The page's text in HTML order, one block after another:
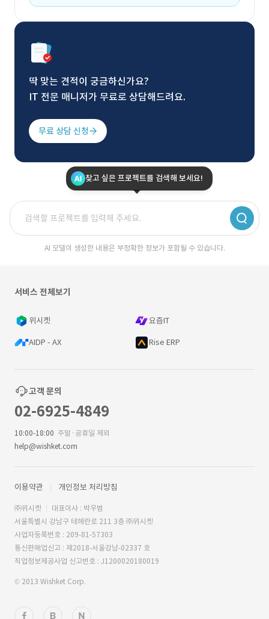
딱 맞는 견적이 궁금하신가요?
IT 전문 매니저가 무료로 상담해드려요.
무료 상담 신청
찾고 싶은 프로젝트를 검색해 보세요!
AI 모델이 생성한 내용은 부정확한 정보가 포함될 수 있습니다.
서비스 전체보기
위시켓 요즘IT
AIDP - AX Rise ERP
고객 문의
02-6925-4849
10:00-18:00 주말·공휴일 제외
help@wishket.com
이용약관 개인정보 처리방침
㈜위시켓
대표이사 : 박우범
서울특별시 강남구 테헤란로 211 3층 ㈜위시켓
사업자등록번호 : 209-81-57303
통신판매업신고 : 제2018-서울강남-02337 호
직업정보제공사업 신고번호 : J1200020180019
© 2013 Wishket Corp.